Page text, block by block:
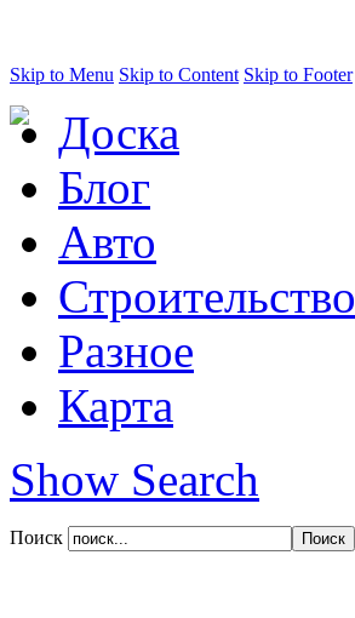
Skip to Menu Skip to Content Skip to Footer
Доска
Блог
Авто
Строительство
Разное
Карта
Show Search
Поиск